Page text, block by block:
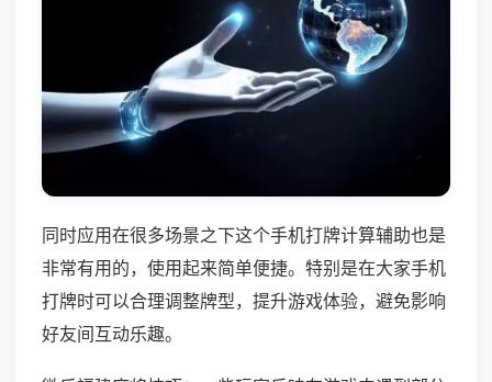
同时应用在很多场景之下这个手机打牌计算辅助也是
非常有用的，使用起来简单便捷。特别是在大家手机
打牌时可以合理调整牌型，提升游戏体验，避免影响
好友间互动乐趣。